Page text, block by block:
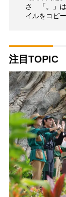
さ 「。」は
イルをコピ
注目TOPIC